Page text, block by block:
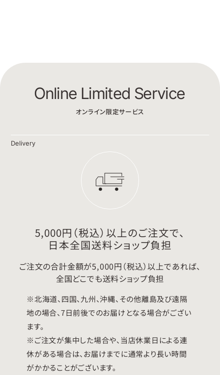
Online Limited Service
オンライン限定サービス
Delivery
5,000円（税込）以上のご注文で、
日本全国送料ショップ負担
ご注文の合計金額が5,000円（税込）以上であれば、
全国どこでも送料ショップ負担
※北海道、四国、九州、沖縄、その他離島及び遠隔
地の場合、7日前後でのお届けとなる場合がござい
ます。
※ご注文が集中した場合や、当店休業日による連
休がある場合は、お届けまでに通常より長い時間
がかかることがございます。